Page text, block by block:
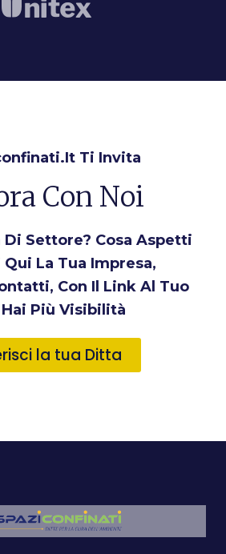
Ti Invita
Con Noi
Di Settore? Cosa Aspetti
La Tua Impresa,
Con Il Link Al Tuo
Più Visibilità
la tua Ditta